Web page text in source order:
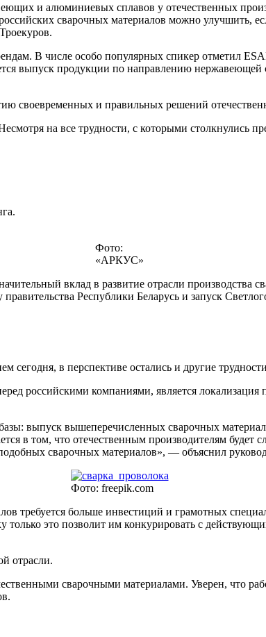
и алюминиевых сплавов у отечественных
сварочных материалов можно улучшить,
В числе особо популярных спикер отметил
выпуск продукции по направлению нержавеющей
своевременных и правильных решений
на все трудности, с которыми столкнулись
Фото:
«АРКУС»
вклад в развитие отрасли производства
Республики Беларусь и запуск
сегодня, в перспективе остались и другие
российскими компаниями, является
выпуск вышеперечисленных сварочных
в том, что отечественным производителям
сварочных материалов», — объяснил
Фото: freepik.com
требуется больше инвестиций и грамотных
это позволит им конкурировать с
отрасли.
сварочными материалами. Уверен, что